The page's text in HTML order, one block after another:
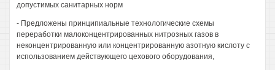
допустимых санитарных норм
- Предложены принципиальные технологические схемы
переработки малоконцентрированных нитрозных газов в
неконцентрированную или концентрированную азотную кислоту с
использованием действующего цехового оборудования,